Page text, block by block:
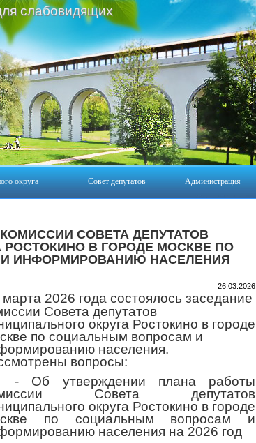
округа Совет депутатов Администрация
слабовидящих
СОВЕТА ДЕПУТАТОВ
РОСТОКИНО В ГОРОДЕ МОСКВЕ ПО
ИНФОРМИРОВАНИЮ НАСЕЛЕНИЯ
26.03.2026
марта 2026 года состоялось заседание
Совета депутатов
округа Ростокино в городе
по социальным вопросам и
населения.
вопросы:
- Об утверждении плана работы
Совета депутатов
округа Ростокино в городе
по социальным вопросам и
населения на 2026 год